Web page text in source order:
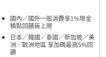
國內／國外一般消費享1%現金
積點回饋無上限
日本／韓國／泰國／新加坡／美
洲／歐洲地區 享加碼最高5%回
饋